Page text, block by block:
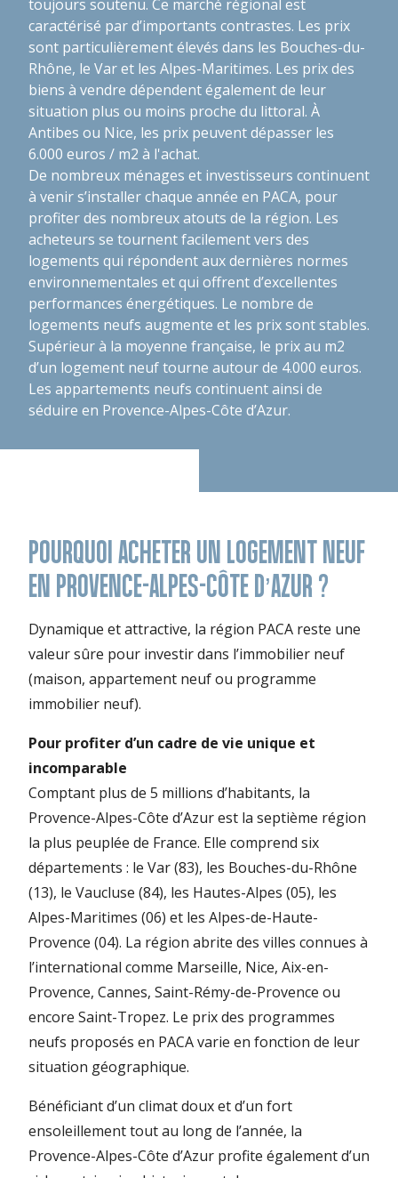
toujours soutenu. Ce marché régional est
caractérisé par d’importants contrastes. Les prix
sont particulièrement élevés dans les Bouches-du-
Rhône, le Var et les Alpes-Maritimes. Les prix des
biens à vendre dépendent également de leur
situation plus ou moins proche du littoral. À
Antibes ou Nice, les prix peuvent dépasser les
6.000 euros / m2 à l'achat.
De nombreux ménages et investisseurs continuent
à venir s’installer chaque année en PACA, pour
profiter des nombreux atouts de la région. Les
acheteurs se tournent facilement vers des
logements qui répondent aux dernières normes
environnementales et qui offrent d’excellentes
performances énergétiques. Le nombre de
logements neufs augmente et les prix sont stables.
Supérieur à la moyenne française, le prix au m2
d’un logement neuf tourne autour de 4.000 euros.
Les appartements neufs continuent ainsi de
séduire en Provence-Alpes-Côte d’Azur.
POURQUOI ACHETER UN LOGEMENT NEUF
EN PROVENCE-ALPES-CÔTE D’AZUR ?
Dynamique et attractive, la région PACA reste une
valeur sûre pour investir dans l’immobilier neuf
(maison, appartement neuf ou programme
immobilier neuf).
Pour profiter d’un cadre de vie unique et
incomparable
Comptant plus de 5 millions d’habitants, la
Provence-Alpes-Côte d’Azur est la septième région
la plus peuplée de France. Elle comprend six
départements : le Var (83), les Bouches-du-Rhône
(13), le Vaucluse (84), les Hautes-Alpes (05), les
Alpes-Maritimes (06) et les Alpes-de-Haute-
Provence (04). La région abrite des villes connues à
l’international comme Marseille, Nice, Aix-en-
Provence, Cannes, Saint-Rémy-de-Provence ou
encore Saint-Tropez. Le prix des programmes
neufs proposés en PACA varie en fonction de leur
situation géographique.
Bénéficiant d’un climat doux et d’un fort
ensoleillement tout au long de l’année, la
Provence-Alpes-Côte d’Azur profite également d’un